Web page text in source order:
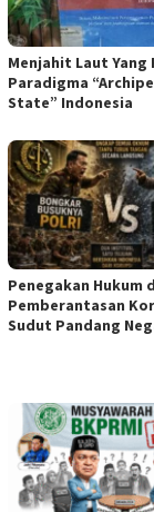
Menjahit Laut Yang
Paradigma
State” Indonesia
Penegakan Hukum
Pemberantasan
Sudut Pandang